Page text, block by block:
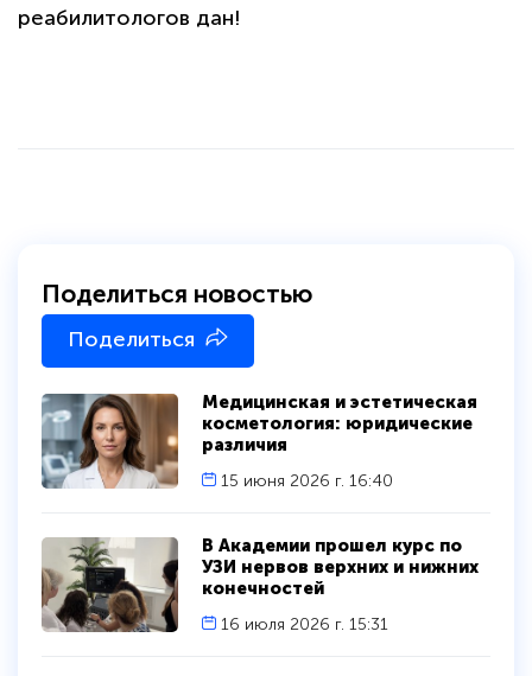
реабилитологов дан!
В Академии прошел курс по
УЗИ нервов верхних и нижних
конечностей
16 июля 2026 г. 15:31
Медицинская и эстетическая
косметология: юридические
различия
15 июня 2026 г. 16:40
Поделиться новостью
Поделиться